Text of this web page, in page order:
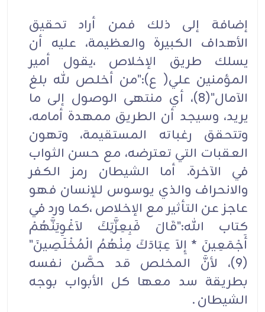
إضافة إلى ذلك فمن أراد تحقيق
الأهداف الكبيرة والعظيمة، عليه أن
يسلك طريق الإخلاص ،يقول أمير
المؤمنين علي( ع):"من أخلص لله بلغ
الآمال"(8)، أي منتهى الوصول إلى ما
يريد، وسيجد أن الطريق ممهدة أمامه،
وتتحقق رغباته المستقيمة، وتهون
العقبات التي تعترضه، مع حسن الثواب
في الآخرة. أما الشيطان رمز الكفر
والانحراف والذي يوسوس للإنسان فهو
عاجز عن التأثير مع الإخلاص ،كما ورد في
كتاب الله:"قَالَ فَبِعِزَّتِكَ لاَغْوِيَنَّهُمْ
أَجْمَعِينَ * إِلاَ عِبَادَكَ مِنْهُمُ الْمُخْلَصِينَ"
(9)، لأنَّ المخلص قد حصَّن نفسه
بطريقة سد معها كل الأبواب بوجه
الشيطان .